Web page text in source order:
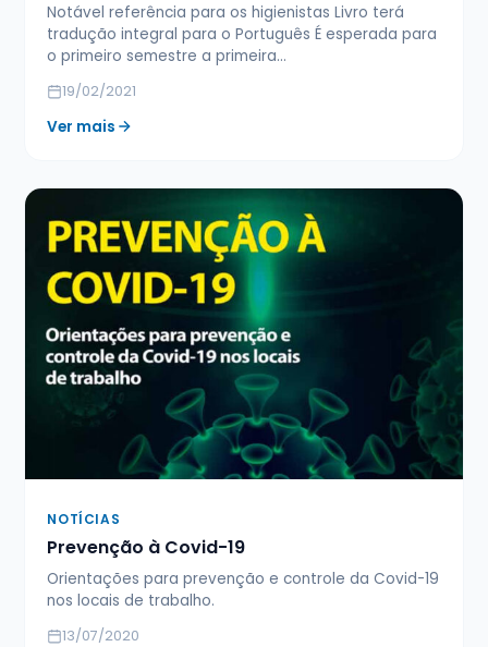
Notável referência para os higienistas Livro terá
tradução integral para o Português É esperada para
o primeiro semestre a primeira…
19/02/2021
Ver mais
NOTÍCIAS
Prevenção à Covid-19
Orientações para prevenção e controle da Covid-19
nos locais de trabalho.
13/07/2020